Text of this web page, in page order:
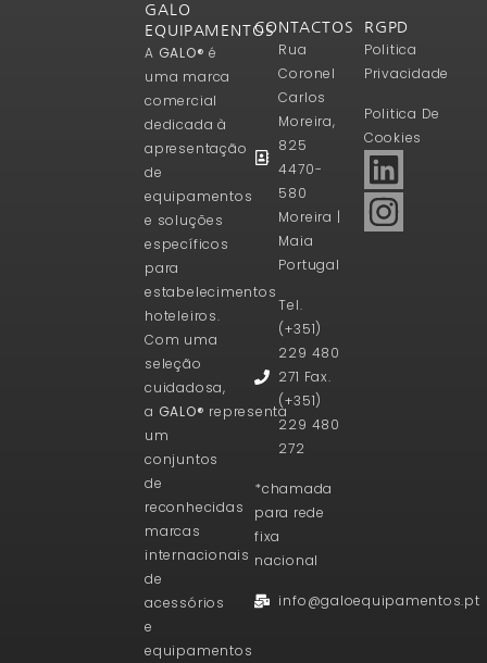
GALO
EQUIPAMENTOS
A GALO® é
uma marca
comercial
dedicada à
apresentação
de
equipamentos
e soluções
específicos
para
estabelecimentos
hoteleiros.
Com uma
seleção
cuidadosa,
a GALO® representa
um
conjuntos
de
reconhecidas
marcas
internacionais
de
acessórios
e
equipamentos
CONTACTOS
Rua
Coronel
Carlos
Moreira,
825
4470-
580
Moreira |
Maia
Portugal
Tel.
(+351)
229 480
271 Fax.
(+351)
229 480
272
*chamada
para rede
fixa
nacional
info@galoequipamentos.pt
RGPD
Politica
Privacidade
Politica De
Cookies